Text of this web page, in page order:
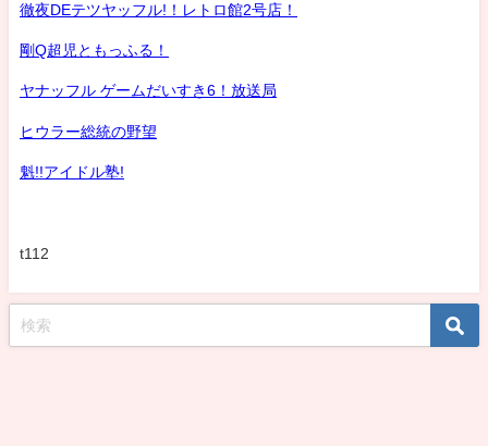
徹夜DEテツヤッフル!！レトロ館2号店！
剛Q超児ともっふる！
ヤナッフル ゲームだいすき6！放送局
ヒウラー総統の野望
魁!!アイドル塾!
t112